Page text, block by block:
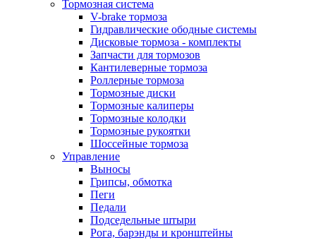
Тормозная система
V-brake тормоза
Гидравлические ободные системы
Дисковые тормоза - комплекты
Запчасти для тормозов
Кантилеверные тормоза
Роллерные тормоза
Тормозные диски
Тормозные калиперы
Тормозные колодки
Тормозные рукоятки
Шоссейные тормоза
Управление
Выносы
Грипсы, обмотка
Пеги
Педали
Подседельные штыри
Рога, барэнды и кронштейны